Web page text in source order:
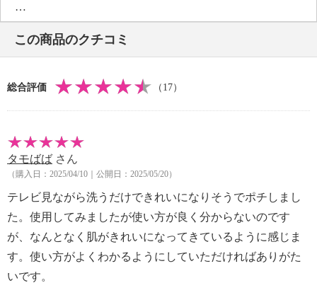
・全長：約８．５ｃｍ
・口幅：約８．５ｃｍ
※サイズに個体差あり
【重さ】
※重さに個体差あり
【メンテナンス】
【使用上の注意】
※詳細は取扱説明書参照
【同梱書類】
・取扱説明書
【保証（有無）、保証期間】
【原産国（地）】
・日本製
この商品のクチコミ
総合評価 （17）
タモばば さん
（購入日：2025/04/10｜公開日：2025/05/20）
テレビ見ながら洗うだけできれいになりそうでポチしまし
た。使用してみましたが使い方が良く分からないのです
が、なんとなく肌がきれいになってきているように感じま
す。使い方がよくわかるようにしていただければありがた
いです。